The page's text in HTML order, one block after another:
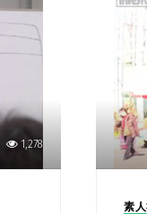
1,278
素